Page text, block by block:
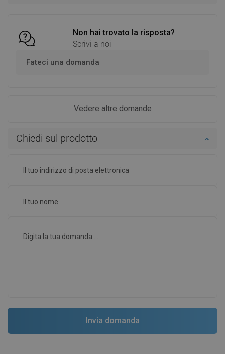
Non hai trovato la risposta?
Scrivi a noi
Fateci una domanda
Vedere altre domande
Chiedi sul prodotto